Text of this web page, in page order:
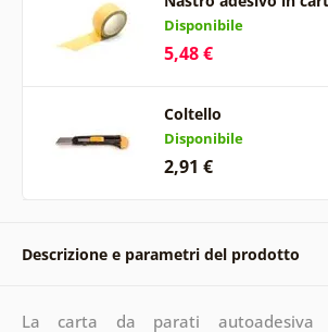
Disponibile
5,48 €
Coltello
Disponibile
2,91 €
Descrizione e parametri del prodotto
La carta da parati autoadesiva